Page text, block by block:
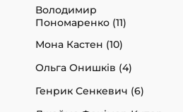
Володимир
Пономаренко (11)
Мона Кастен (10)
Ольга Онишків (4)
Генрик Сенкевич (6)